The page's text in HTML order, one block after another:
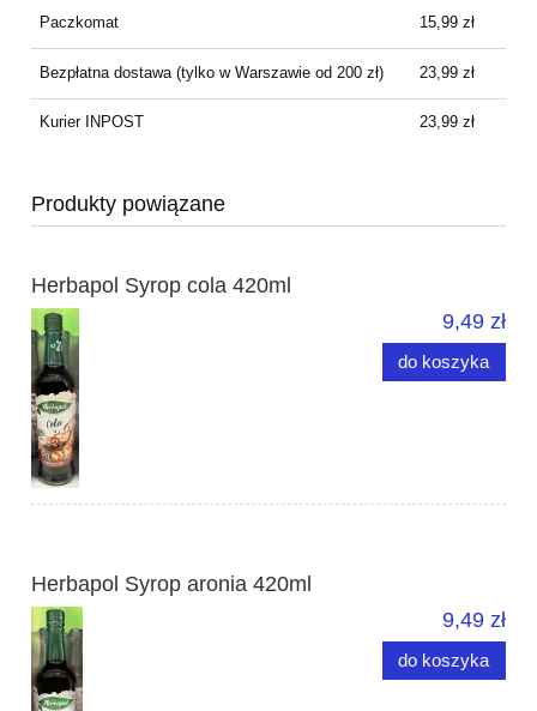
Paczkomat 15,99 zł
Bezpłatna dostawa(tylko w Warszawie od 200 zł) 23,99 zł
Kurier INPOST 23,99 zł
Produkty powiązane
Herbapol Syrop cola 420ml
9,49 zł
do koszyka
Herbapol Syrop aronia 420ml
9,49 zł
do koszyka